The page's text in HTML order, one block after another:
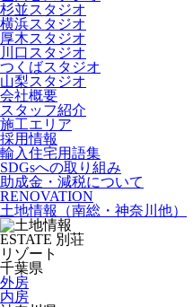
杉並スタジオ
横浜スタジオ
厚木スタジオ
川口スタジオ
つくばスタジオ
山梨スタジオ
会社概要
スタッフ紹介
施工エリア
採用情報
輸入住宅用語集
SDGsへの取り組み
助成金・減税について
RENOVATION
土地情報
（南総・神奈川他）
ESTATE 別荘
リゾート
千葉県
外房
内房